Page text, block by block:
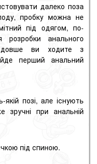
далеко поза
пробку можна не
під одягом, по-
розробки анального
ви ходите з
перший анальний
позі, але існують
зручні при анальній
під спиною.